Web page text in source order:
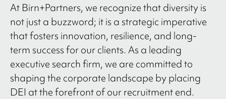
At Birn+Partners, we recognize that diversity is
not just a buzzword; it is a strategic imperative
that fosters innovation, resilience, and long-
term success for our clients. As a leading
executive search firm, we are committed to
shaping the corporate landscape by placing
DEI at the forefront of our recruitment end.